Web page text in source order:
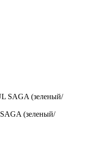
(зеленый/